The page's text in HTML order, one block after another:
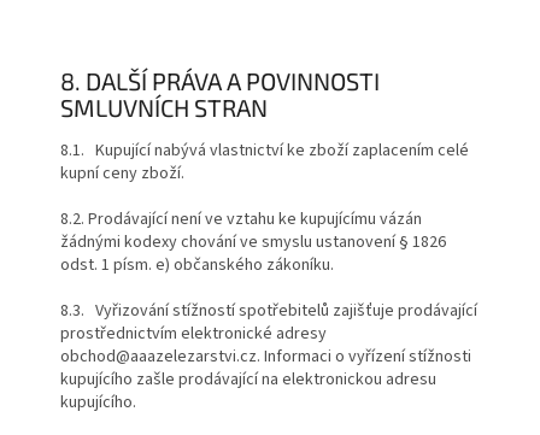
8. DALŠÍ PRÁVA A POVINNOSTI
SMLUVNÍCH STRAN
8.1. Kupující nabývá vlastnictví ke zboží zaplacením celé
kupní ceny zboží.
8.2. Prodávající není ve vztahu ke kupujícímu vázán
žádnými kodexy chování ve smyslu ustanovení § 1826
odst. 1 písm. e) občanského zákoníku.
8.3. Vyřizování stížností spotřebitelů zajišťuje prodávající
prostřednictvím elektronické adresy
obchod@aaazelezarstvi.cz. Informaci o vyřízení stížnosti
kupujícího zašle prodávající na elektronickou adresu
kupujícího.